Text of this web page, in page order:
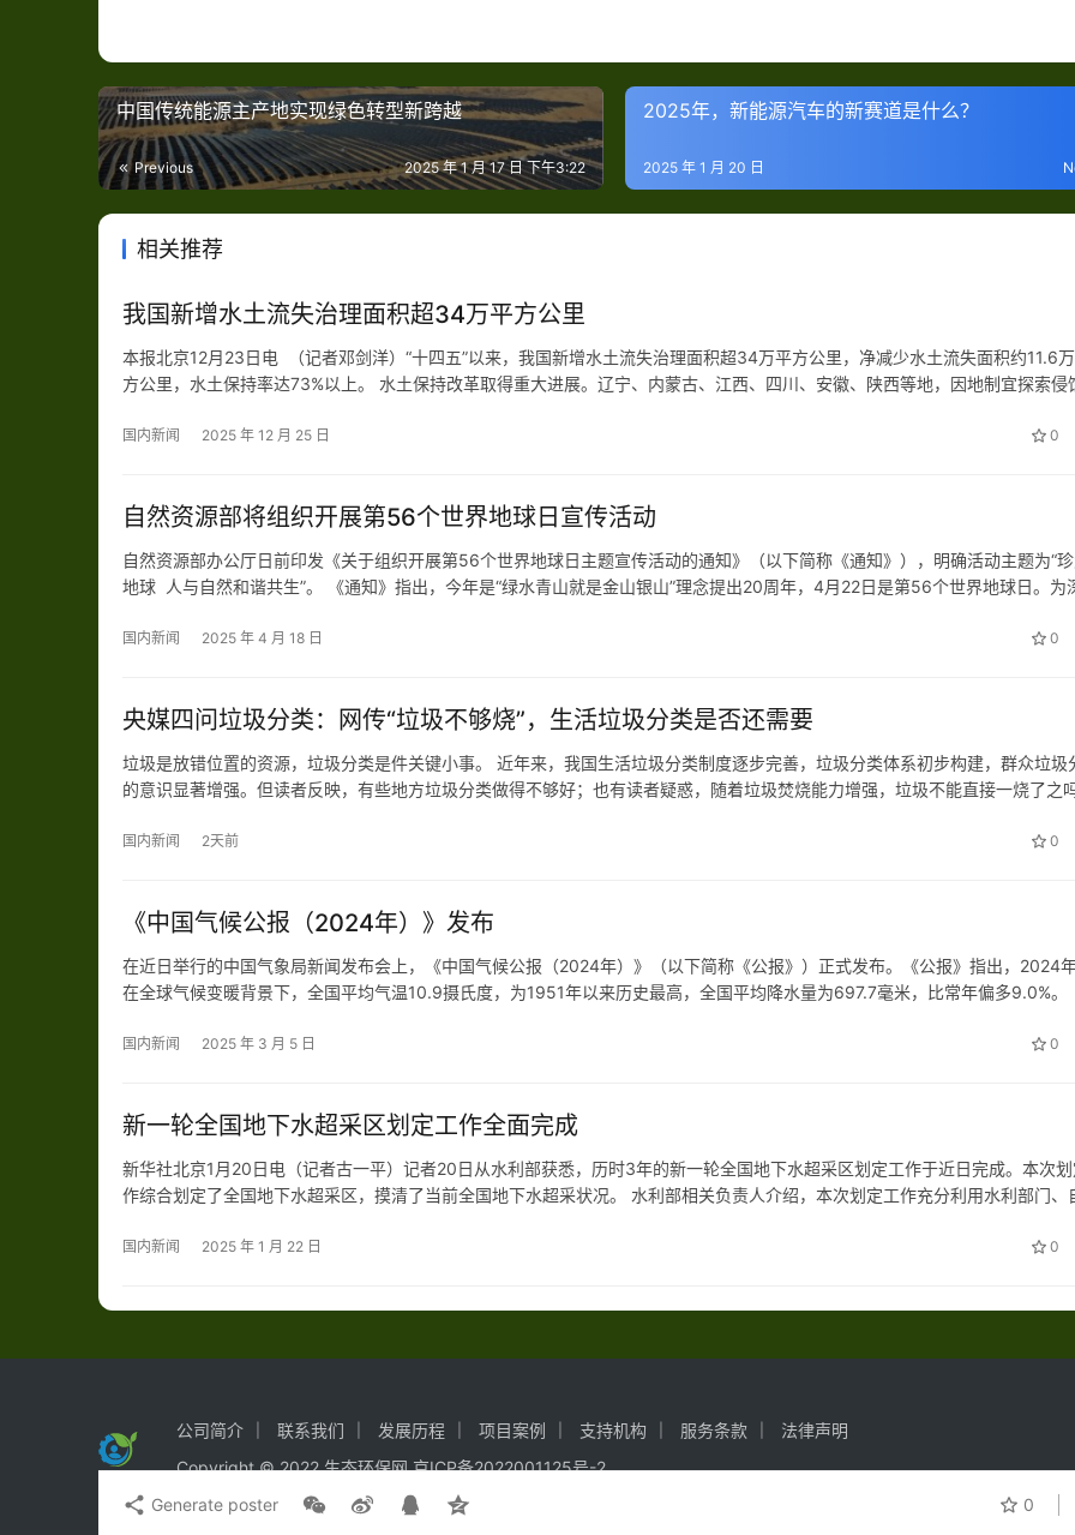
0
Generate poster
中国传统能源主产地实现绿色转型新跨越
Previous 2025 年 1 月 17 日 下午3:22
2025年，新能源汽车的新赛道是什么？
2025 年 1 月 20 日
相关推荐
我国新增水土流失治理面积超34万平方公里
本报北京12月23日电 （记者邓剑洋）“十四五”以来，我国新增水土流失治理面积超34万平方公里，净减少水土流失面积约11.6
方公里，水土保持率达73%以上。 水土保持改革取得重大进展。辽宁、内蒙古、江西、四川、安徽、陕西等地，因地制宜探索侵
国内新闻 2025 年 12 月 25 日 0
自然资源部将组织开展第56个世界地球日宣传活动
自然资源部办公厅日前印发《关于组织开展第56个世界地球日主题宣传活动的通知》（以下简称《通知》），明确活动主题为“
地球 人与自然和谐共生”。 《通知》指出，今年是“绿水青山就是金山银山”理念提出20周年，4月22日是第56个世界地球日。为
国内新闻 2025 年 4 月 18 日 0
央媒四问垃圾分类：网传“垃圾不够烧”，生活垃圾分类是否还需要
垃圾是放错位置的资源，垃圾分类是件关键小事。 近年来，我国生活垃圾分类制度逐步完善，垃圾分类体系初步构建，群众垃圾
的意识显著增强。但读者反映，有些地方垃圾分类做得不够好；也有读者疑惑，随着垃圾焚烧能力增强，垃圾不能直接一烧了之
如何？ …
国内新闻 2天前 0
《中国气候公报（2024年）》发布
在近日举行的中国气象局新闻发布会上，《中国气候公报（2024年）》（以下简称《公报》）正式发布。《公报》指出，2024年
在全球气候变暖背景下，全国平均气温10.9摄氏度，为1951年以来历史最高，全国平均降水量为697.7毫米，比常年偏多9.0%。
国内新闻 2025 年 3 月 5 日 0
新一轮全国地下水超采区划定工作全面完成
新华社北京1月20日电（记者古一平）记者20日从水利部获悉，历时3年的新一轮全国地下水超采区划定工作于近日完成。本次
作综合划定了全国地下水超采区，摸清了当前全国地下水超采状况。 水利部相关负责人介绍，本次划定工作充分利用水利部门、
国内新闻 2025 年 1 月 22 日 0
公司简介 联系我们 发展历程 项目案例 支持机构 服务条款
法律声明
Copyright © 2022 生态环保网 京ICP备2022001125号-2